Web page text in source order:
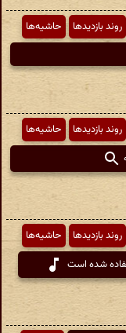
روند بازدیدها
حاشیه‌ها
روند بازدیدها
حاشیه‌ها
روند بازدیدها
حاشیه‌ها
شده است